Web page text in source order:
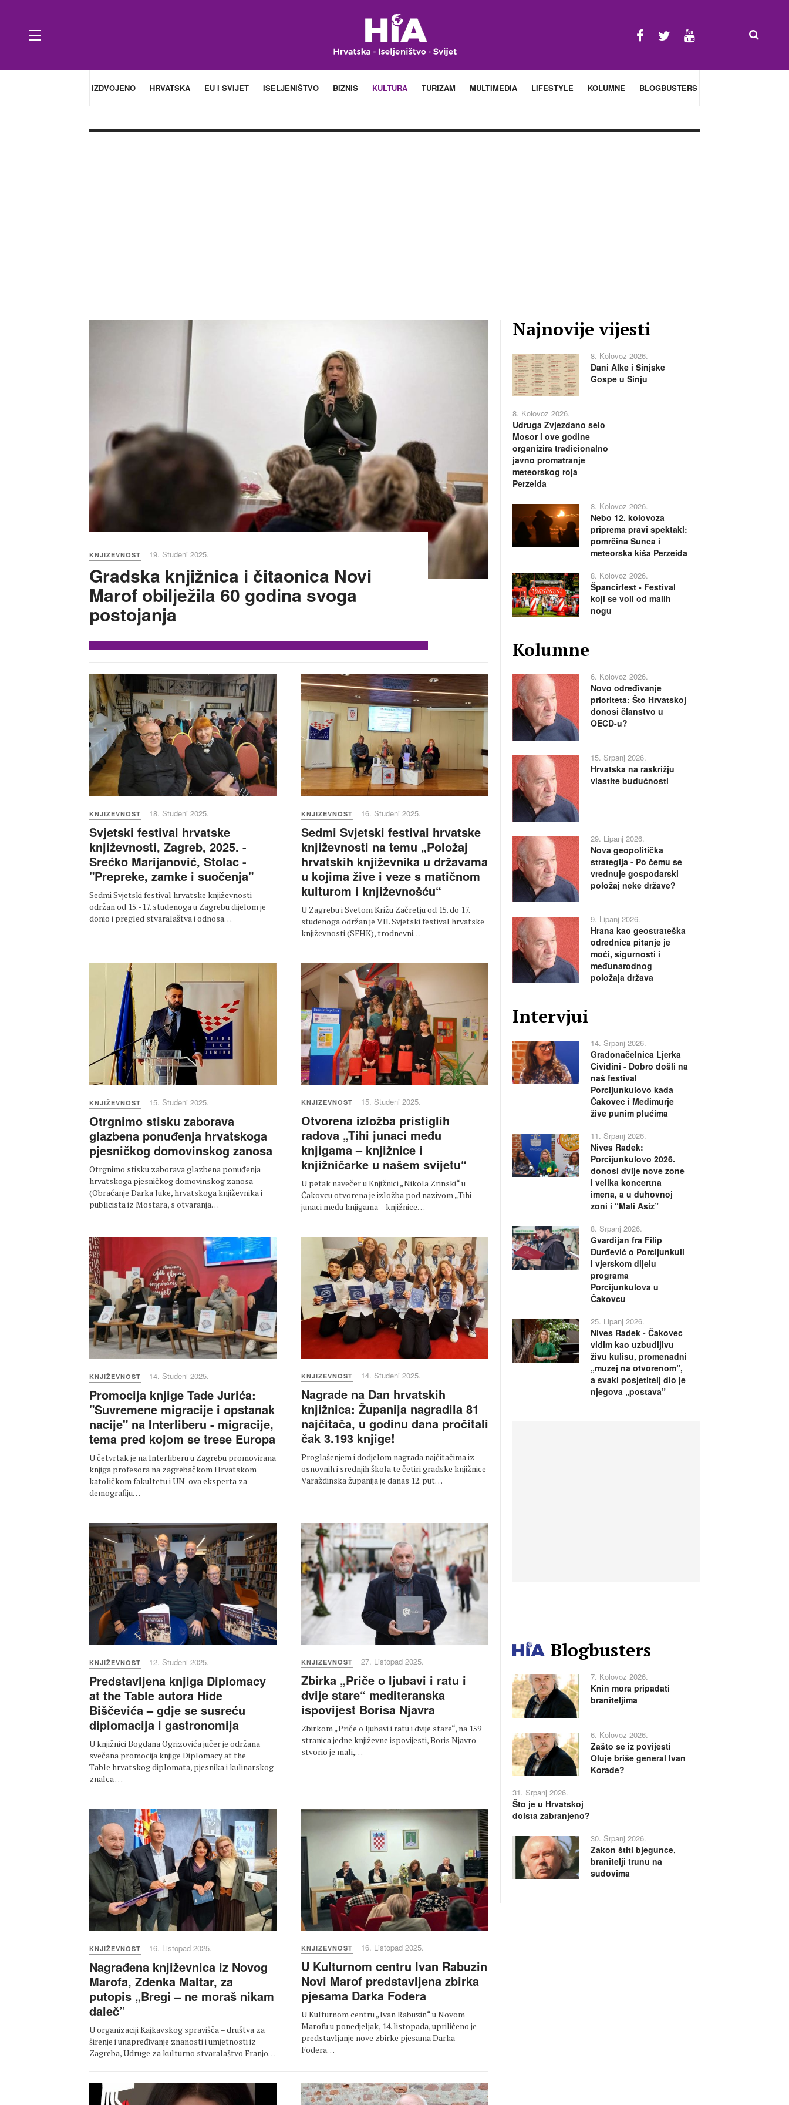
IZDVOJENO HRVATSKA EU I SVIJET ISELJENIŠTVO BIZNIS KULTURA TURIZAM MULTIMEDIA LIFESTYLE KOLUMNE BLOGBUSTERS
KNJIŽEVNOST 19. Studeni 2025.
Gradska knjižnica i čitaonica Novi
Marof obilježila 60 godina svoga
postojanja
KNJIŽEVNOST 18. Studeni 2025.
Svjetski festival hrvatske
književnosti, Zagreb, 2025. -
Srećko Marijanović, Stolac -
"Prepreke, zamke i suočenja"
Sedmi Svjetski festival hrvatske književnosti
održan od 15. -17. studenoga u Zagrebu dijelom je
donio i pregled stvaralaštva i odnosa…
KNJIŽEVNOST 16. Studeni 2025.
Sedmi Svjetski festival hrvatske
književnosti na temu „Položaj
hrvatskih književnika u državama
u kojima žive i veze s matičnom
kulturom i književnošću“
U Zagrebu i Svetom Križu Začretju od 15. do 17.
studenoga održan je VII. Svjetski festival hrvatske
književnosti (SFHK), trodnevni…
KNJIŽEVNOST 15. Studeni 2025.
Otrgnimo stisku zaborava
glazbena ponuđenja hrvatskoga
pjesničkog domovinskog zanosa
Otrgnimo stisku zaborava glazbena ponuđenja
hrvatskoga pjesničkog domovinskog zanosa
(Obraćanje Darka Juke, hrvatskoga književnika i
publicista iz Mostara, s otvaranja…
KNJIŽEVNOST 15. Studeni 2025.
Otvorena izložba pristiglih
radova „Tihi junaci među
knjigama – knjižnice i
knjižničarke u našem svijetu“
U petak navečer u Knjižnici „Nikola Zrinski“ u
Čakovcu otvorena je izložba pod nazivom „Tihi
junaci među knjigama – knjižnice…
KNJIŽEVNOST 14. Studeni 2025.
Promocija knjige Tade Jurića:
"Suvremene migracije i opstanak
nacije" na Interliberu - migracije,
tema pred kojom se trese Europa
U četvrtak je na Interliberu u Zagrebu promovirana
knjiga profesora na zagrebačkom Hrvatskom
katoličkom fakultetu i UN-ova eksperta za
demografiju…
KNJIŽEVNOST 14. Studeni 2025.
Nagrade na Dan hrvatskih
knjižnica: Županija nagradila 81
najčitača, u godinu dana pročitali
čak 3.193 knjige!
Proglašenjem i dodjelom nagrada najčitačima iz
osnovnih i srednjih škola te četiri gradske knjižnice
Varaždinska županija je danas 12. put…
KNJIŽEVNOST 12. Studeni 2025.
Predstavljena knjiga Diplomacy
at the Table autora Hide
Biščevića – gdje se susreću
diplomacija i gastronomija
U knjižnici Bogdana Ogrizovića jučer je održana
svečana promocija knjige Diplomacy at the
Table hrvatskog diplomata, pjesnika i kulinarskog
znalca …
KNJIŽEVNOST 27. Listopad 2025.
Zbirka „Priče o ljubavi i ratu i
dvije stare“ mediteranska
ispovijest Borisa Njavra
Zbirkom „Priče o ljubavi i ratu i dvije stare“, na 159
stranica jedne književne ispovijesti, Boris Njavro
stvorio je mali,…
KNJIŽEVNOST 16. Listopad 2025.
Nagrađena književnica iz Novog
Marofa, Zdenka Maltar, za
putopis „Bregi – ne moraš nikam
daleč”
U organizaciji Kajkavskog spravišča – društva za
širenje i unapređivanje znanosti i umjetnosti iz
Zagreba, Udruge za kulturno stvaralaštvo Franjo…
KNJIŽEVNOST 16. Listopad 2025.
U Kulturnom centru Ivan Rabuzin
Novi Marof predstavljena zbirka
pjesama Darka Fodera
U Kulturnom centru „Ivan Rabuzin“ u Novom
Marofu u ponedjeljak, 14. listopada, upriličeno je
predstavljanje nove zbirke pjesama Darka
Fodera…
Najnovije vijesti
8. Kolovoz 2026.
Dani Alke i Sinjske
Gospe u Sinju
8. Kolovoz 2026.
Udruga Zvjezdano selo
Mosor i ove godine
organizira tradicionalno
javno promatranje
meteorskog roja
Perzeida
8. Kolovoz 2026.
Nebo 12. kolovoza
priprema pravi spektakl:
pomrčina Sunca i
meteorska kiša Perzeida
8. Kolovoz 2026.
Špancirfest - Festival
koji se voli od malih
nogu
Kolumne
6. Kolovoz 2026.
Novo određivanje
prioriteta: Što Hrvatskoj
donosi članstvo u
OECD-u?
15. Srpanj 2026.
Hrvatska na raskrižju
vlastite budućnosti
29. Lipanj 2026.
Nova geopolitička
strategija - Po čemu se
vrednuje gospodarski
položaj neke države?
9. Lipanj 2026.
Hrana kao geostrateška
odrednica pitanje je
moći, sigurnosti i
međunarodnog
položaja država
Intervjui
14. Srpanj 2026.
Gradonačelnica Ljerka
Cividini - Dobro došli na
naš festival
Porcijunkulovo kada
Čakovec i Međimurje
žive punim plućima
11. Srpanj 2026.
Nives Radek:
Porcijunkulovo 2026.
donosi dvije nove zone
i velika koncertna
imena, a u duhovnoj
zoni i “Mali Asiz”
8. Srpanj 2026.
Gvardijan fra Filip
Đurđević o Porcijunkuli
i vjerskom dijelu
programa
Porcijunkulova u
Čakovcu
25. Lipanj 2026.
Nives Radek - Čakovec
vidim kao uzbudljivu
živu kulisu, promenadni
„muzej na otvorenom”,
a svaki posjetitelj dio je
njegova „postava”
Blogbusters
7. Kolovoz 2026.
Knin mora pripadati
braniteljima
6. Kolovoz 2026.
Zašto se iz povijesti
Oluje briše general Ivan
Korade?
31. Srpanj 2026.
Što je u Hrvatskoj
doista zabranjeno?
30. Srpanj 2026.
Zakon štiti bjegunce,
branitelji trunu na
sudovima